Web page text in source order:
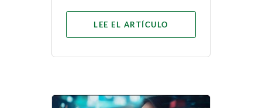
LEE EL ARTÍCULO